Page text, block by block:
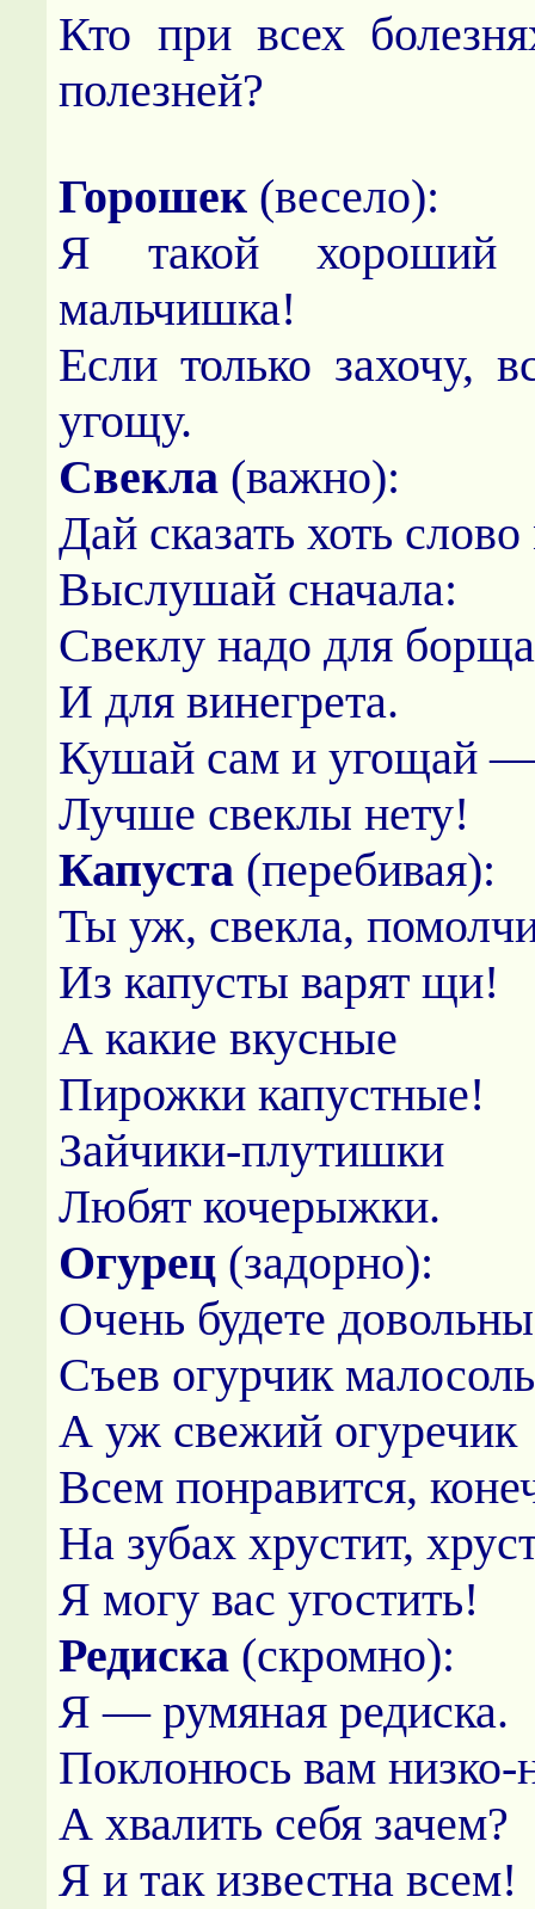
Кто при всех
полезней?
Горошек (весело):
Я такой хороший
мальчишка!
Если только захочу,
угощу.
Свекла (важно):
Дай сказать хоть
Выслушай сначала:
Свеклу надо для борща
И для винегрета.
Кушай сам и угощай
Лучше свеклы нету!
Капуста (перебивая):
Ты уж, свекла,
Из капусты варят щи!
А какие вкусные
Пирожки капустные!
Зайчики-плутишки
Любят кочерыжки.
Огурец (задорно):
Очень будете
Съев огурчик
А уж свежий огуречик
Всем понравится,
На зубах хрустит,
Я могу вас угостить!
Редиска (скромно):
Я — румяная редиска.
Поклонюсь вам низко-
А хвалить себя зачем?
Я и так известна всем!